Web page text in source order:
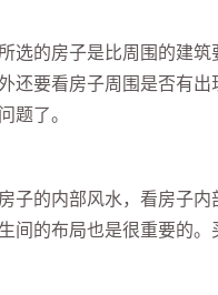
选的房子是比周围的建
还要看房子周围是否有
题了。
子的内部风水，看房子
间的布局也是很重要的